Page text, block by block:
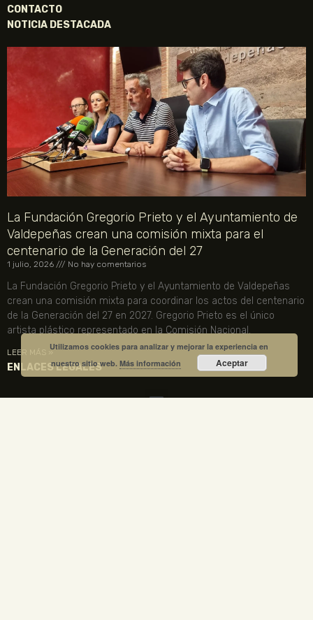
CONTACTO
NOTICIA DESTACADA
La Fundación Gregorio Prieto y el Ayuntamiento de
Valdepeñas crean una comisión mixta para el
centenario de la Generación del 27
1 julio, 2026 No hay comentarios
La Fundación Gregorio Prieto y el Ayuntamiento de Valdepeñas
crean una comisión mixta para coordinar los actos del centenario
de la Generación del 27 en 2027. Gregorio Prieto es el único
artista plástico representado en la Comisión Nacional.
LEER MÁS »
ENLACES LEGALES
Utilizamos cookies para analizar y mejorar la experiencia en
nuestro sitio web.Más información Aceptar